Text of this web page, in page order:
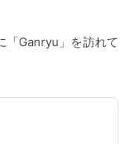
「Ganryu」を訪れて